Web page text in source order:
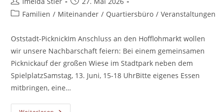
Autor:
veröffentlicht:
Beitrags-
Familien / Miteinander / Quartiersbüro / Veranstaltungen
Oststadt-PicknickIm Anschluss an den Hofflohmarkt wollen
wir unsere Nachbarschaft feiern: Bei einem gemeinsamen
Picknickauf der großen Wiese im Stadtpark neben dem
SpielplatzSamstag, 13. Juni, 15-18 UhrBitte eigenes Essen
mitbringen, eine…